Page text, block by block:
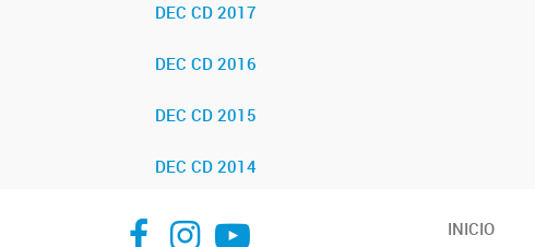
DEC CD 2017
DEC CD 2016
DEC CD 2015
DEC CD 2014
facebook
instagram
Youtube INICIO